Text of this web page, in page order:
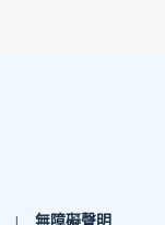
無障礙聲明